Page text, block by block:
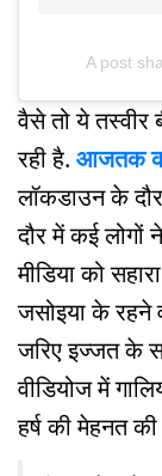
A post
वैसे तो ये तस्वीर
रही है. आजतक की
लॉकडाउन के
दौर में कई लोगों
मीडिया को
जसोइया के रहने
जरिए इज्जत के
वीडियोज में
हर्ष की मेहनत